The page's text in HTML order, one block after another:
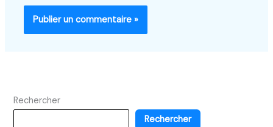
Rechercher
Rechercher